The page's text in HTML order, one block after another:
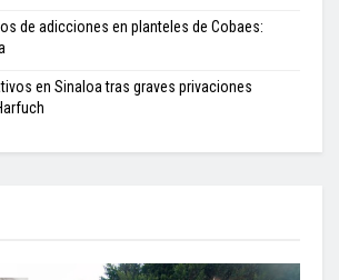
de adicciones en planteles de Cobaes:
en Sinaloa tras graves privaciones